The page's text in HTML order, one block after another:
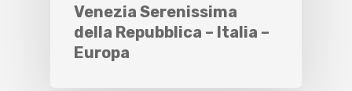
Venezia Serenissima
della Repubblica – Italia –
Europa